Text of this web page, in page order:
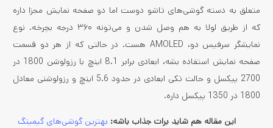
متعلق به دسته گوشی‌‌های تاشو دوست اما دو صفحه نمایش مجزا داره
که از طریق لولا به هم وصل شدن و می‌تونه ۳۶۰ درجه بچرخه. نوع
نمایشگر سرفیس دو، AMOLED هست. در حالتی که از هر دو قسمت
صفحه نمایش استفاده بشه، ابعادی برابر 8.1 اینچ با رزولوشن 1800 در
2700 پیکسل و حالت تکی ابعادی در حدود 5.6 اینچ و رزولوشنی معادل
1800 در 1350 پیکسل داره.
این مقاله هم شاید برات جذاب باشه: بهترین گوشی‌های گیمینگ